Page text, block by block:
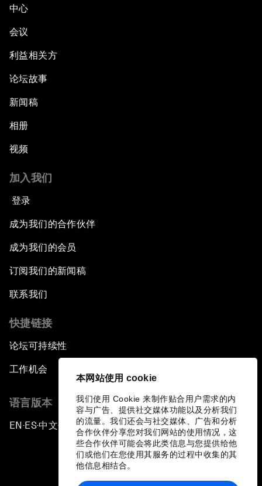
本网站使用 cookie
我们使用 Cookie 来制作贴合用户需求的内
容与广告、提供社交媒体功能以及分析我们
的流量。我们还会与社交媒体、广告和分析
合作伙伴分享您对我们网站的使用情况，这
些合作伙伴可能会将此类信息与您提供给他
们或他们在您使用其服务的过程中收集的其
他信息相结合。
中心
会议
利益相关方
论坛故事
新闻稿
相册
视频
加入我们
登录
成为我们的合作伙伴
成为我们的会员
订阅我们的新闻稿
联系我们
快捷链接
论坛可持续性
工作机会
语言版本
EN ▪ES▪中文▪ 日本語